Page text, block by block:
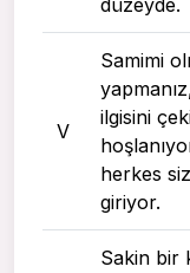
düzeyde.
V
Samimi
ilgisini
herkes
giriyor.
Sakin bir